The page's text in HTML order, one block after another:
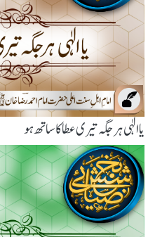
یاالٰہی ہر جگہ تیری عطا کا ساتھ ہو